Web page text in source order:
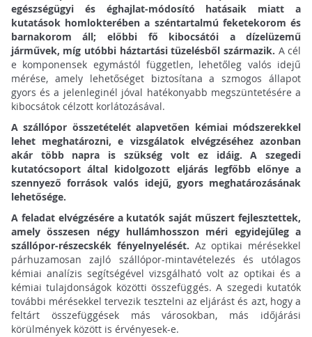
egészségügyi és éghajlat-módosító hatásaik miatt a
kutatások homlokterében a széntartalmú feketekorom és
barnakorom áll; előbbi fő kibocsátói a dízelüzemű
járművek, míg utóbbi háztartási tüzelésből származik. A cél
e komponensek egymástól független, lehetőleg valós idejű
mérése, amely lehetőséget biztosítana a szmogos állapot
gyors és a jelenleginél jóval hatékonyabb megszüntetésére a
kibocsátok célzott korlátozásával.
A szállópor összetételét alapvetően kémiai módszerekkel
lehet meghatározni, e vizsgálatok elvégzéséhez azonban
akár több napra is szükség volt ez idáig. A szegedi
kutatócsoport által kidolgozott eljárás legfőbb előnye a
szennyező források valós idejű, gyors meghatározásának
lehetősége.
A feladat elvégzésére a kutatók saját műszert fejlesztettek,
amely összesen négy hullámhosszon méri egyidejűleg a
szállópor-részecskék fényelnyelését. Az optikai mérésekkel
párhuzamosan zajló szállópor-mintavételezés és utólagos
kémiai analízis segítségével vizsgálható volt az optikai és a
kémiai tulajdonságok közötti összefüggés. A szegedi kutatók
további mérésekkel tervezik tesztelni az eljárást és azt, hogy a
feltárt összefüggések más városokban, más időjárási
körülmények között is érvényesek-e.